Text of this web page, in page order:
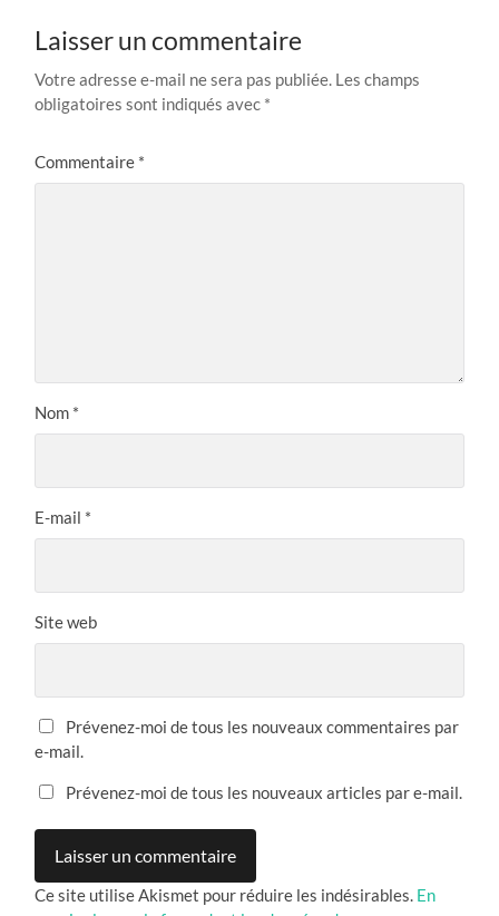
Laisser un commentaire
Votre adresse e-mail ne sera pas publiée. Les champs
obligatoires sont indiqués avec *
Commentaire *
Nom *
E-mail *
Site web
Prévenez-moi de tous les nouveaux commentaires par
e-mail.
Prévenez-moi de tous les nouveaux articles par e-mail.
Ce site utilise Akismet pour réduire les indésirables. En